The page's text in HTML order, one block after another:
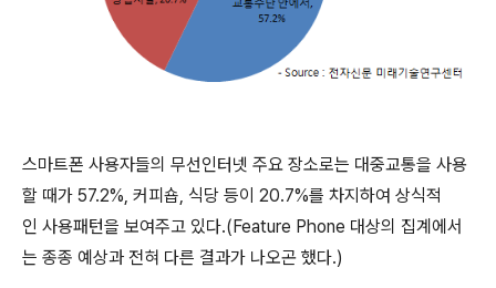
스마트폰 사용자들의 무선인터넷 주요 장소로는 대중교통을 사용
할 때가 57.2%, 커피숍, 식당 등이 20.7%를 차지하여 상식적
인 사용패턴을 보여주고 있다.(Feature Phone 대상의 집계에서
는 종종 예상과 전혀 다른 결과가 나오곤 했다.)